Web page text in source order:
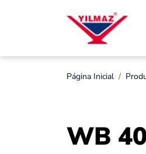
Página Inicial
WB